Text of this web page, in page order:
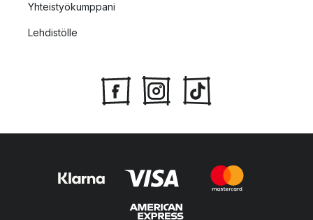
Yhteistyökumppani
Lehdistölle